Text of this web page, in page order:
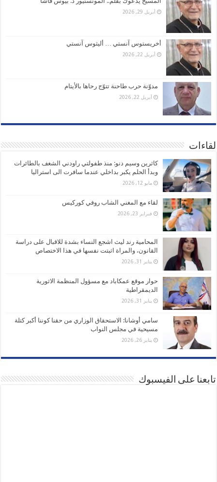
أبريل 29, 2026
أخريستوس آنستي … أليثوس آنستي
أبريل 22, 2026
مدوّنة حرب طاحنة تتوّج رحاها بالأيتام
أبريل 22, 2026
لقاءات
كاثرين وسيم دنو: منذ طفولتي راودني الشغف بالطائرات
وبدأ الحلم يكبر بداخلي عندما سافرت الى استراليا
مايو 12, 2026
لقاء مع المغني الشاب روفي كوركيس
فبراير 23, 2026
المحامية رند ليث اشجع النساء بشدة للاقبال على دراسة
القانون، والمراة اثبتت نفسها في هذا الاختصاص
يناير 31, 2026
حوار موقع عمكاباد مع مسؤول المنظمة الاثورية
الديمقراطية
يناير 31, 2026
سامي أوشانا: الاستحقاق الوزاري من حقنا كوننا أكبر كتلة
مسيحية في مجلس النواب
يناير 26, 2026
تابعنا على الفيسبوك